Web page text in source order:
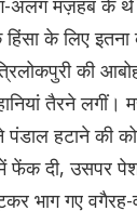
अलग मज़हब के
हिंसा के लिए इतना
की
तैरने लगीं।
पंडाल हटाने की
में फेंक दी, उसपर
भाग गए